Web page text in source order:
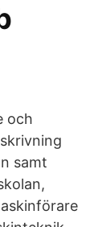
och
samt